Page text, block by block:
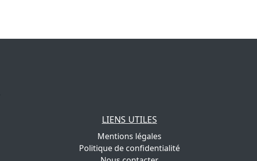
LIENS UTILES
Mentions légales
Politique de confidentialité